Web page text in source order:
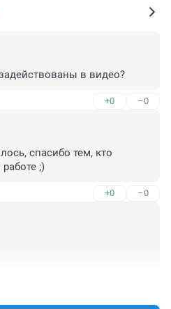
в видео?
+0 –0
спасибо тем, кто
;)
+0 –0